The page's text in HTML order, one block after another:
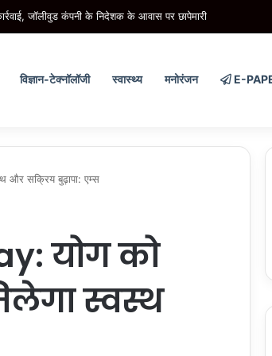
जॉलीवुड कंपनी के निदेशक के आवास पर छापेमारी
विज्ञान-टेक्नॉलॉजी स्वास्थ्य मनोरंजन E-
और सक्रिय बुढ़ापा: एम्स
योग को
स्वस्थ